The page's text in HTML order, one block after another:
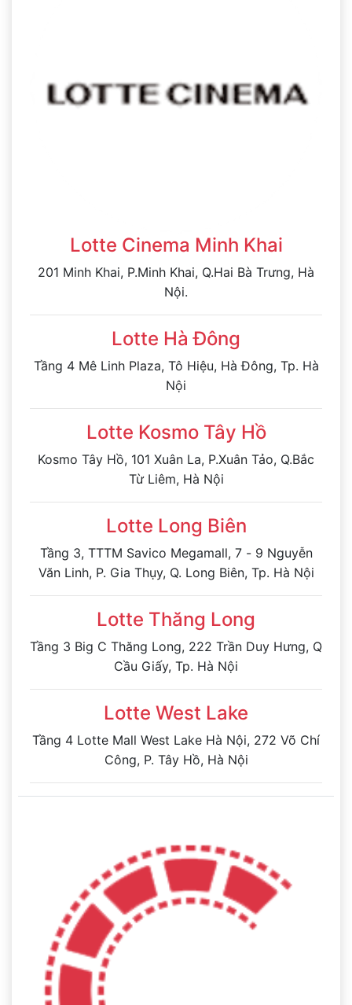
Lotte Cinema Minh Khai
201 Minh Khai, P.Minh Khai, Q.Hai Bà Trưng, Hà
Nội.
Lotte Hà Đông
Tầng 4 Mê Linh Plaza, Tô Hiệu, Hà Đông, Tp. Hà
Nội
Lotte Kosmo Tây Hồ
Kosmo Tây Hồ, 101 Xuân La, P.Xuân Tảo, Q.Bắc
Từ Liêm, Hà Nội
Lotte Long Biên
Tầng 3, TTTM Savico Megamall, 7 - 9 Nguyễn
Văn Linh, P. Gia Thụy, Q. Long Biên, Tp. Hà Nội
Lotte Thăng Long
Tầng 3 Big C Thăng Long, 222 Trần Duy Hưng, Q
Cầu Giấy, Tp. Hà Nội
Lotte West Lake
Tầng 4 Lotte Mall West Lake Hà Nội, 272 Võ Chí
Công, P. Tây Hồ, Hà Nội